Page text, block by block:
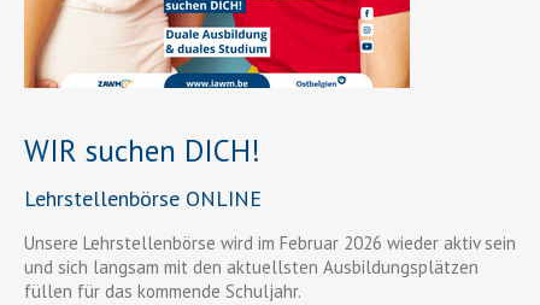
WIR suchen DICH!
Lehrstellenbörse ONLINE
Unsere Lehrstellenbörse wird im Februar 2026 wieder aktiv sein
und sich langsam mit den aktuellsten Ausbildungsplätzen
füllen für das kommende Schuljahr.